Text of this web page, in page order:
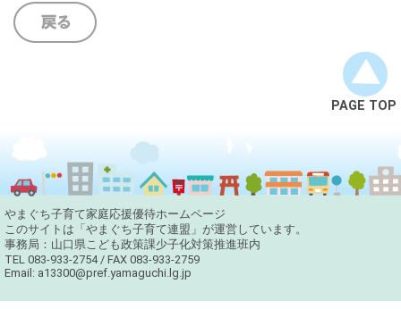
PAGE TOP
やまぐち子育て家庭応援優待ホームページ
このサイトは「やまぐち子育て連盟」が運営しています。
事務局：山口県こども政策課少子化対策推進班内
TEL 083-933-2754/ FAX 083-933-2759
Email: a13300@pref.yamaguchi.lg.jp